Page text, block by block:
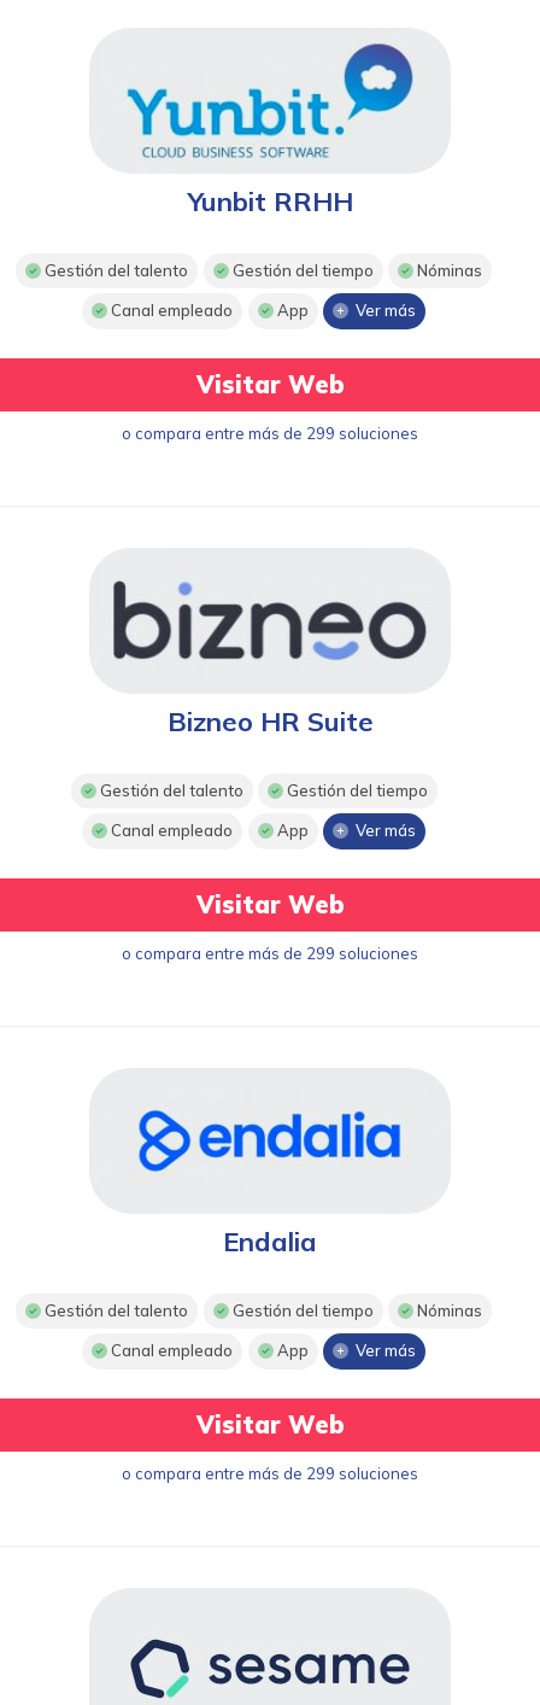
Yunbit RRHH
Gestión del talento Gestión del tiempo Nóminas
Canal empleado App Ver más
Visitar Web
o compara entre más de 299 soluciones
Bizneo HR Suite
Gestión del talento Gestión del tiempo
Canal empleado App Ver más
Visitar Web
o compara entre más de 299 soluciones
Endalia
Gestión del talento Gestión del tiempo Nóminas
Canal empleado App Ver más
Visitar Web
o compara entre más de 299 soluciones